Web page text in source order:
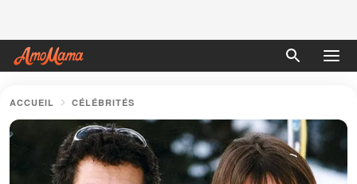
ACCUEIL CÉLÉBRITÉS